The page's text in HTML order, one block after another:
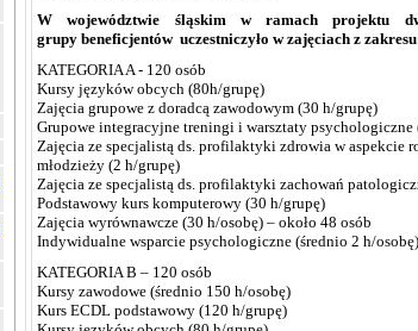
W województwie śląskim w ramach projektu
grupy beneficjentów uczestniczyło w zajęciach z
KATEGORIA A - 120 osób
Kursy języków obcych (80h/grupę)
Zajęcia grupowe z doradcą zawodowym (30 h/grupę)
Grupowe integracyjne treningi i warsztaty psychologiczne
Zajęcia ze specjalistą ds. profilaktyki zdrowia w aspekcie
młodzieży (2 h/grupę)
Zajęcia ze specjalistą ds. profilaktyki zachowań
Podstawowy kurs komputerowy (30 h/grupę)
Zajęcia wyrównawcze (30 h/osobę) – około 48 osób
Indywidualne wsparcie psychologiczne (średnio 2 h/
KATEGORIA B – 120 osób
Kursy zawodowe (średnio 150 h/osobę)
Kurs ECDL podstawowy (120 h/grupę)